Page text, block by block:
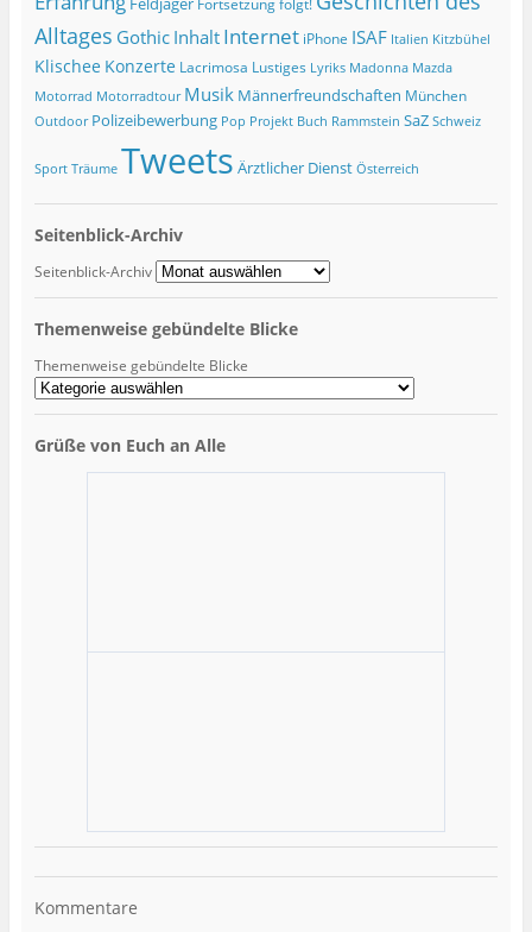
Alltages Gothic Inhalt Internet iPhone ISAF Italien Kitzbühel
Klischee Konzerte Lacrimosa Lustiges Lyriks Madonna Mazda
Motorrad Motorradtour Musik Männerfreundschaften München
Outdoor Polizeibewerbung Pop Projekt Buch Rammstein SaZ Schweiz
Sport Träume Tweets Ärztlicher Dienst Österreich
Seitenblick-Archiv
Seitenblick-Archiv
Themenweise gebündelte Blicke
Themenweise gebündelte Blicke
Grüße von Euch an Alle
Kommentare